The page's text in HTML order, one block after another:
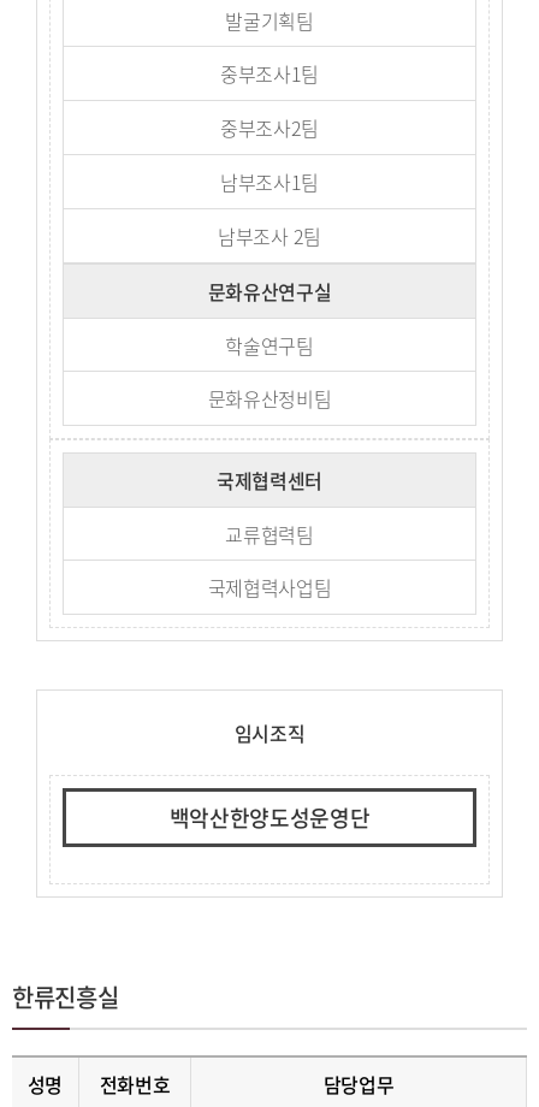
발굴기획팀
중부조사1팀
중부조사2팀
남부조사1팀
남부조사 2팀
문화유산연구실
학술연구팀
문화유산정비팀
국제협력센터
교류협력팀
국제협력사업팀
임시조직
백악산한양도성운영단
한류진흥실
성명 전화번호 담당업무